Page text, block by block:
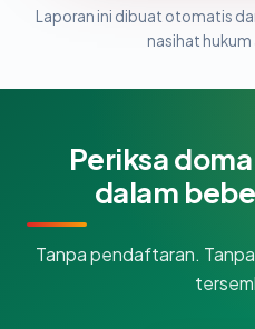
Laporan ini dibuat otomatis
nasihat hukum
Periksa
dalam
Tanpa pendaftaran.